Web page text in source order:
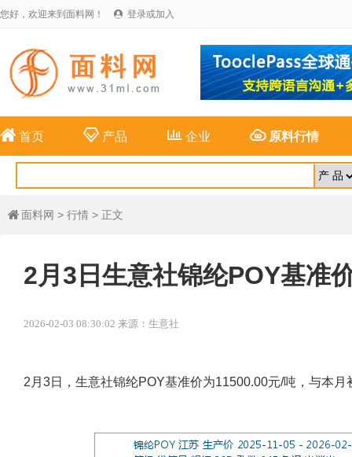
您好，欢迎来到面料网！  登录或加入
 首页 产品 企业 原料行情
 面料网 > 行情 > 正文
2月3日生意社锦纶POY基准
2026-02-03 08:30:02 来源：生意社
2月3日，生意社锦纶POY基准价为11500.00元/吨，与本月